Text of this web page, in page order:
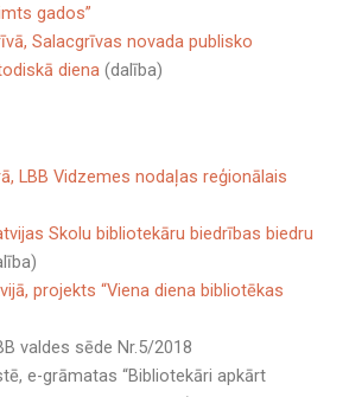
gados”
Salacgrīvas novada publisko
diena(dalība)
LBB Vidzemes nodaļas reģionālais
Skolu bibliotekāru biedrības biedru
projekts “Viena diena bibliotēkas
valdes sēde Nr.5/2018
e-grāmatas “Bibliotekāri apkārt